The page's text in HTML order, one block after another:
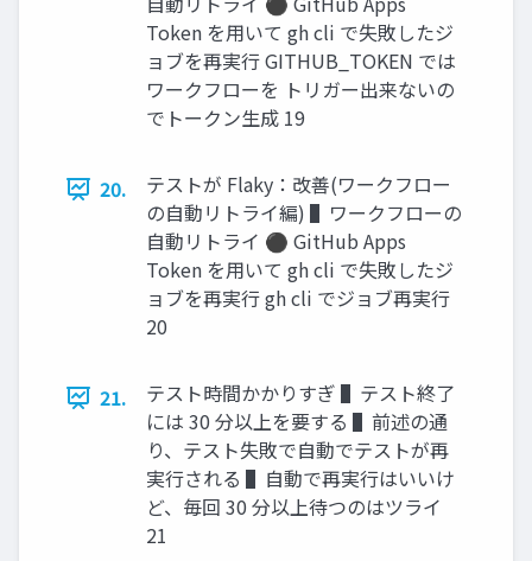
Token を用いて gh cli で失敗したジ
ョブを再実行 GITHUB_TOKEN では
ワークフローを トリガー出来ないの
でトークン生成 19
20.
テストが Flaky：改善(ワークフロー
の自動リトライ編) ▌ワークフローの
自動リトライ ⚫ GitHub Apps
Token を用いて gh cli で失敗したジ
ョブを再実行 gh cli でジョブ再実行
20
21.
テスト時間かかりすぎ ▌テスト終了
には 30 分以上を要する ▌前述の通
り、テスト失敗で自動でテストが再
実行される ▌自動で再実行はいいけ
ど、毎回 30 分以上待つのはツライ
21